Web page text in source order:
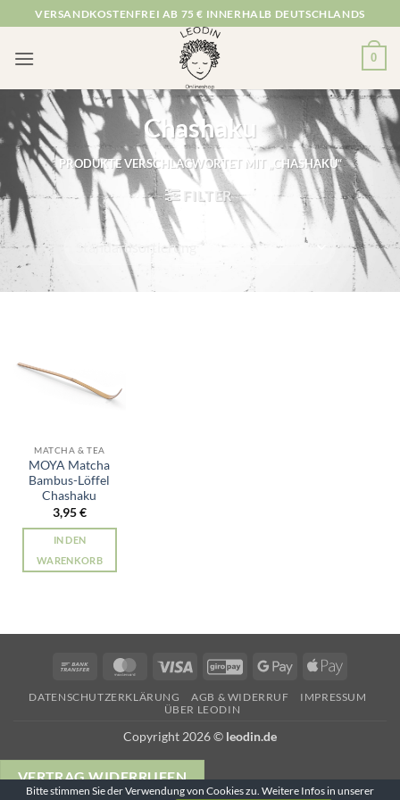
Inhalt
springen
VERSANDKOSTENFREI AB 75 € INNERHALB DEUTSCHLANDS
0
Chashaku
PRODUKTE VERSCHLAGWORTET MIT „CHASHAKU“
FILTER
MATCHA & TEA
MOYA Matcha
Bambus-Löffel
Chashaku
3,95€
IN DEN
WARENKORB
Bank
MasterCardVisa GiroPay Google
Apple
DATENSCHUTZERKLÄRUNG AGB & WIDERRUF
IMPRESSUM
ÜBER LEODIN
Copyright 2026 © leodin.de
VERTRAG WIDERRUFEN
Bitte stimmen Sie der Verwendung von Cookies zu. Weitere Infos in unserer